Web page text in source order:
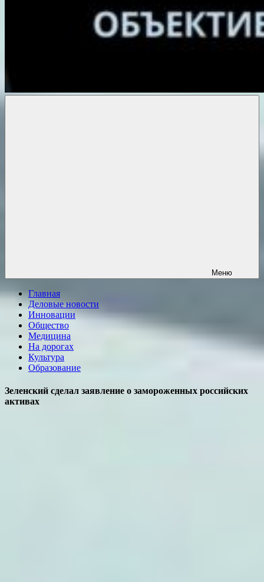
Меню
Главная
Деловые новости
Инновации
Общество
Медицина
На дорогах
Культура
Образование
Зеленский сделал заявление о замороженных российских
активах